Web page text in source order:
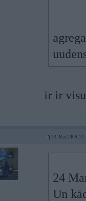
ir ir
24. Mar 2009,
24
Un